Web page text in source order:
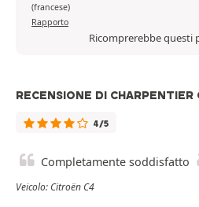
(francese)
Rapporto
Ricomprerebbe questi
RECENSIONE DI CHARPENTIER
4/5
Completamente soddisfatto
Veicolo: Citroën C4